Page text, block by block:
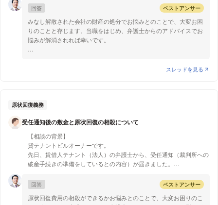
【質問1】
ドア越しに(直接は嫌なので)また注意換気に行く、ドアでの貼り紙を
もう一度と思っていますが、
ドアへの貼り紙は、上階住人に言われた通り、“違法”なのでしょう
か。
まして、現在社長は不在で、長男である私が清算人となり、来年清算
結了させる予定です。
資産として土地だけ保有しているので、清算の過程で、いったん私の
母が購入し、母名義の土地にし、その後母から市場へ売却しようと
思っています。
（仮にAさんとします。土地Bを挟んで私の家の隣人になります）が
で、Aさんに売ってもかまわないのですが、Aさんは私が浮気して他
ています。
※今回不動産屋は仲介しません
【質問1】
先にも記載した通り現在社長不在のみなし解散状態の会社の土地なの
算人となった後には、会社が起きた状態になるので契約は可能になる
のでしょうか？
回答 ベストアンサー
みなし解散された会社の財産の処分でお悩みとのことで、大変お困
りのことと存じます。当職をはじめ、弁護士からのアドバイスでお
悩みが解消されれば幸いです。
みなし解散をされた会社は、法人格が消滅したわけではなく、清算
清算人は、定款に定めがあればその方法により、定めがない場合に
では、定款に特段の定めがない場合、お父様が亡くなられているの
で、清算人が不在ということになり、清算人の選任手続をとる必要
があります。
清算人は、株主総会で選任することができます。ご相談者様が、お
父様の保有していた株式の全部を相続したのだとすれば、招集通知
の送付等の手続をとることなく、ご相談者様を清算人に選任するこ
とができると思います。
スレッドを見る
原状回復義務
受任通知後の敷金と原状回復の相殺について
【相談の背景】
貸テナントビルオーナーです。
先日、賃借人テナント（法人）の弁護士から、受任通知（裁判所への
破産手続きの準備をしているとの内容）が届きました。
も完了済みです。
現在は原状回復工事中で工事完了後に敷金と原状回復費用の相殺をす
る予定です。
回答 ベストアンサー
原状回復費用の相殺ができるかお悩みとのことで、大変お困りのこ